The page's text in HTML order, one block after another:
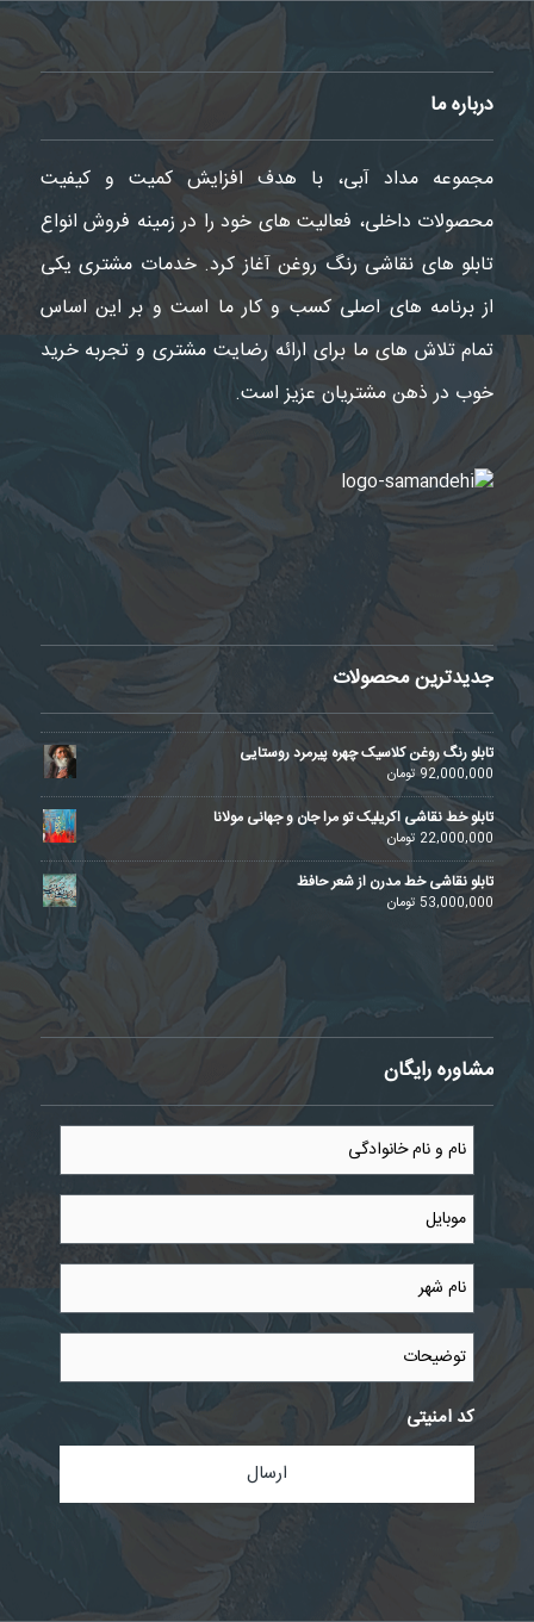
درباره ما
مجموعه مداد آبی، با هدف افزایش کمیت و کیفیت
محصولات داخلی، فعالیت های خود را در زمینه فروش انواع
تابلو های نقاشی رنگ روغن آغاز کرد. خدمات مشتری یکی
از برنامه های اصلی کسب و کار ما است و بر این اساس
تمام تلاش های ما برای ارائه رضایت مشتری و تجربه خرید
خوب در ذهن مشتریان عزیز است.
جدیدترین محصولات
تابلو رنگ روغن کلاسیک چهره پیرمرد روستایی
92,000,000تومان
تابلو خط نقاشی اکریلیک تو مرا جان و جهانی مولانا
22,000,000 تومان
تابلو نقاشی خط مدرن از شعر حافظ
53,000,000 تومان
مشاوره رایگان
نام
نام
خانوادگی
موبایل
نام
شهر *
توضیحات
کد امنیتی